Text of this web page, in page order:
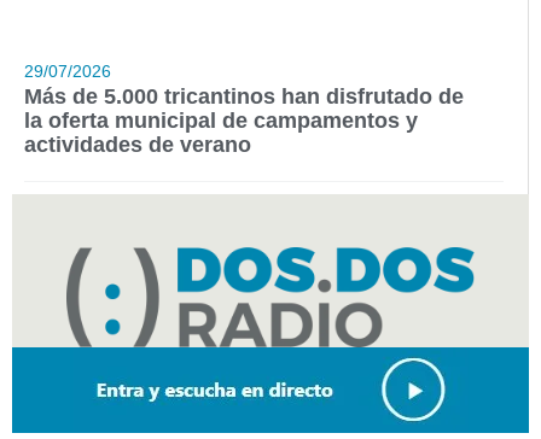
29/07/2026
Más de 5.000 tricantinos han disfrutado de
la oferta municipal de campamentos y
actividades de verano